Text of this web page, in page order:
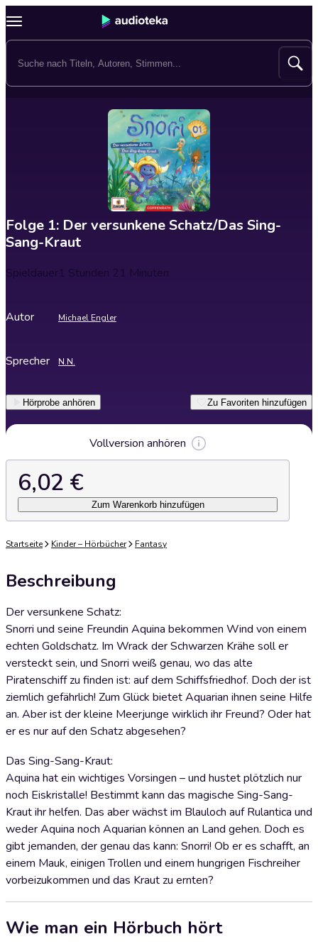
Folge 1: Der versunkene Schatz/Das Sing-
Sang-Kraut
Spieldauer1 Stunden 21 Minuten
Autor Michael Engler
Sprecher N.N.
Hörprobe anhören Zu Favoriten hinzufügen
Vollversion anhören
6,02 €
Zum Warenkorb hinzufügen
Startseite Kinder – Hörbücher Fantasy
Beschreibung
Der versunkene Schatz:
Snorri und seine Freundin Aquina bekommen Wind von einem
echten Goldschatz. Im Wrack der Schwarzen Krähe soll er
versteckt sein, und Snorri weiß genau, wo das alte
Piratenschiff zu finden ist: auf dem Schiffsfriedhof. Doch der ist
ziemlich gefährlich! Zum Glück bietet Aquarian ihnen seine Hilfe
an. Aber ist der kleine Meerjunge wirklich ihr Freund? Oder hat
er es nur auf den Schatz abgesehen?
Das Sing-Sang-Kraut:
Aquina hat ein wichtiges Vorsingen – und hustet plötzlich nur
noch Eiskristalle! Bestimmt kann das magische Sing-Sang-
Kraut ihr helfen. Das aber wächst im Blauloch auf Rulantica und
weder Aquina noch Aquarian können an Land gehen. Doch es
gibt jemanden, der genau das kann: Snorri! Ob er es schafft, an
einem Mauk, einigen Trollen und einem hungrigen Fischreiher
vorbeizukommen und das Kraut zu ernten?
Wie man ein Hörbuch hört